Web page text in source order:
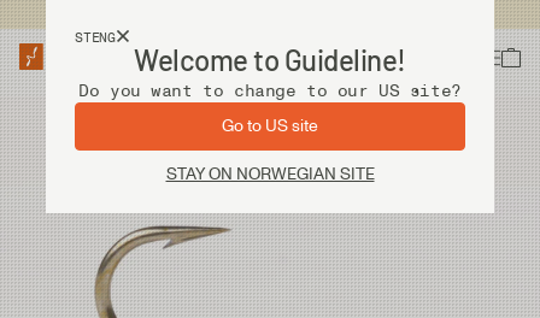
STENG
Welcome to Guideline!
Do you want to change to our US site?
Go to US site
STAY ON NORWEGIAN SITE